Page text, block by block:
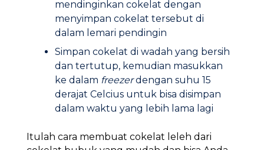
mendinginkan cokelat dengan
menyimpan cokelat tersebut di
dalam lemari pendingin
Simpan cokelat di wadah yang bersih
dan tertutup, kemudian masukkan
ke dalam freezerdengan suhu 15
derajat Celcius untuk bisa disimpan
dalam waktu yang lebih lama lagi
Itulah cara membuat cokelat leleh dari